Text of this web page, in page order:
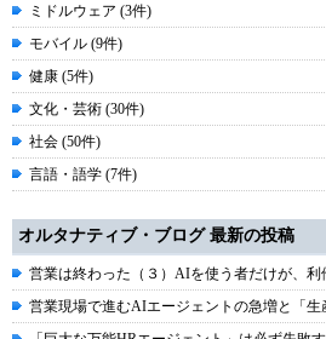
ミドルウェア (3件)
モバイル (9件)
健康 (5件)
文化・芸術 (30件)
社会 (50件)
言語・語学 (7件)
オルタナティブ・ブログ 最新の投稿
営業は終わった（３）AIを使う者だけが、利
営業現場で進むAIエージェントの急増と「